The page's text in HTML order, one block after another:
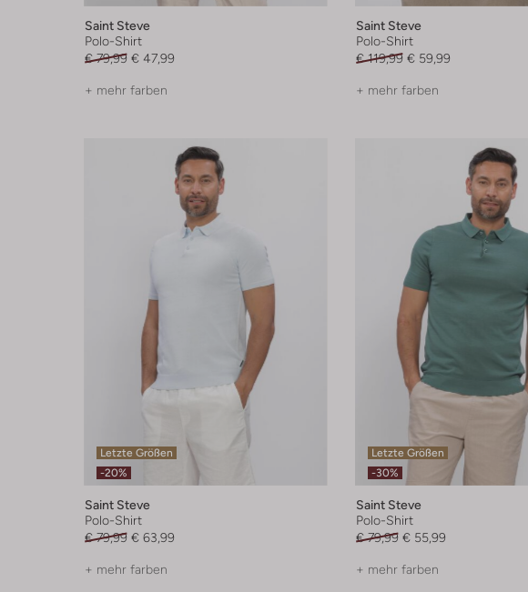
Saint Steve
Polo-Shirt
€ 79,99 € 47,99
+ mehr farben
Saint Steve
Polo-Shirt
€ 119,99 € 59,99
+ mehr farben
Letzte Größen
-20%
Saint Steve
Polo-Shirt
€ 79,99 € 63,99
+ mehr farben
Letzte Größen
-30%
Saint Steve
Polo-Shirt
€ 79,99 € 55,99
+ mehr farben